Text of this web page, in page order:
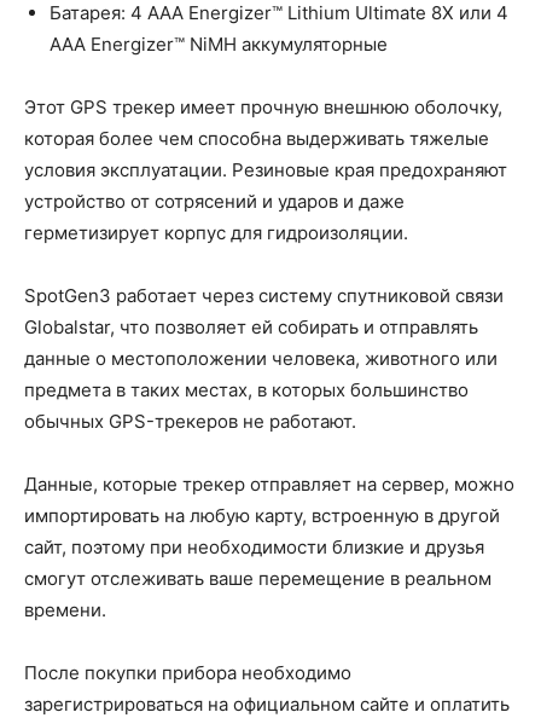
Батарея: 4 AAA Energizer™ Lithium Ultimate 8X или 4
AAA Energizer™ NiMH аккумуляторные
Этот GPS трекер имеет прочную внешнюю оболочку,
которая более чем способна выдерживать тяжелые
условия эксплуатации. Резиновые края предохраняют
устройство от сотрясений и ударов и даже
герметизирует корпус для гидроизоляции.
SpotGen3 работает через систему спутниковой связи
Globalstar, что позволяет ей собирать и отправлять
данные о местоположении человека, животного или
предмета в таких местах, в которых большинство
обычных GPS-трекеров не работают.
Данные, которые трекер отправляет на сервер, можно
импортировать на любую карту, встроенную в другой
сайт, поэтому при необходимости близкие и друзья
смогут отслеживать ваше перемещение в реальном
времени.
После покупки прибора необходимо
зарегистрироваться на официальном сайте и оплатить